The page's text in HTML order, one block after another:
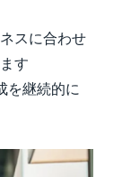
スに合わせ
す
を継続的に